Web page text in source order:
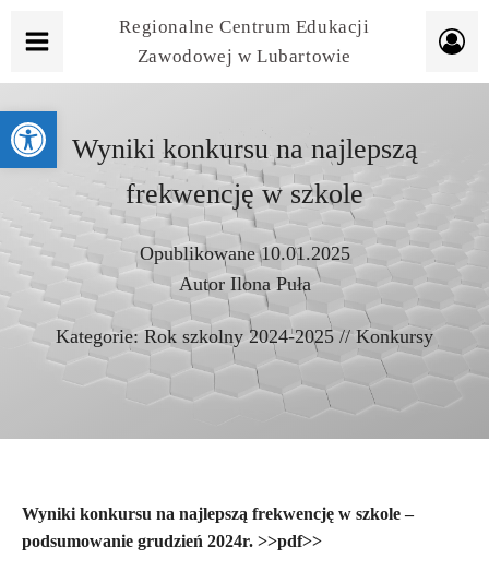
Regionalne Centrum Edukacji
Zawodowej w Lubartowie
Wyniki konkursu na najlepszą
frekwencję w szkole
Opublikowane10.01.2025
Autor Ilona Puła
Kategorie: Rok szkolny 2024-2025 //Konkursy
Wyniki konkursu na najlepszą frekwencję w szkole –
podsumowanie grudzień 2024r. >>pdf>>
Otwórz pasek narzędzi